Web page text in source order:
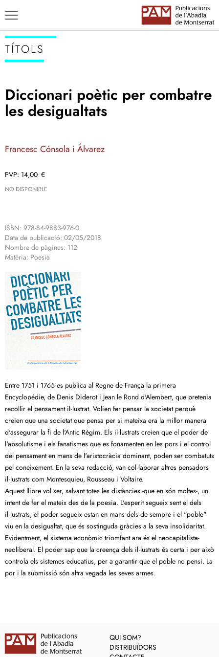
TÍTOLS
TÍTOLS
Diccionari poètic per combatre
les desigualtats
Francesc Cónsola i Álvarez
14,00 €
NO DISPONIBLE
ISBN: 978-84-9883-976-0
Data de publicació: 02/05/2018
Nombre de pàgines: 112
Matèria: Poesia
Entre 1751 i 1765 es publica al Regne de França la primera
Encyclopédie, de Denis Diderot i Jean le Rond d'Alembert, que pretenia
recollir el pensament il·lustrat. Volien fer pensar la societat perquè
creien que una societat que pensa per si mateixa era la millor manera
d'assegurar la fi de l'Antic Règim. Els il·lustrats creien que el poder de
l'absolutisme i els fanatismes que es fonamenten en les pors i el control
del pensament en mans de l'aristocràcia dominant, poden ser combatuts
pel coneixement. En la seva redacció, van col·laborar altres pensadors
il·lustrats com Montesquieu, Rousseau i Voltaire.
Aquest llibre vol ser, salvant totes les distàncies -que en són moltes-, un
intent de fer el mateix des de la poesia. L'esperit segueix sent el dels
il·lustrats, el poder segueix estan en mans dels de sempre i el "poble"
viu en la desigualtat, que és sostinguda gràcies a la seva insolidaritat.
Evidentment, el sistema econòmic triomfant ara és el neocapitalista-
neoliberal. El poder sap que la creença dels il·lustrats és certa i per això
controla els sistemes educatius, per a garantir que el poble no pensi. La
por i la submissió són altra vegada les seves armes.
QUI SOM?
DISTRIBUÏDORS